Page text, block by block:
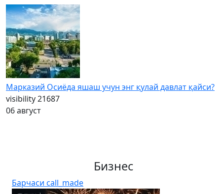
Марказий Осиёда яшаш учун энг қулай давлат қайси?
visibility21687
06 август
Бизнес
Барчаси call_made